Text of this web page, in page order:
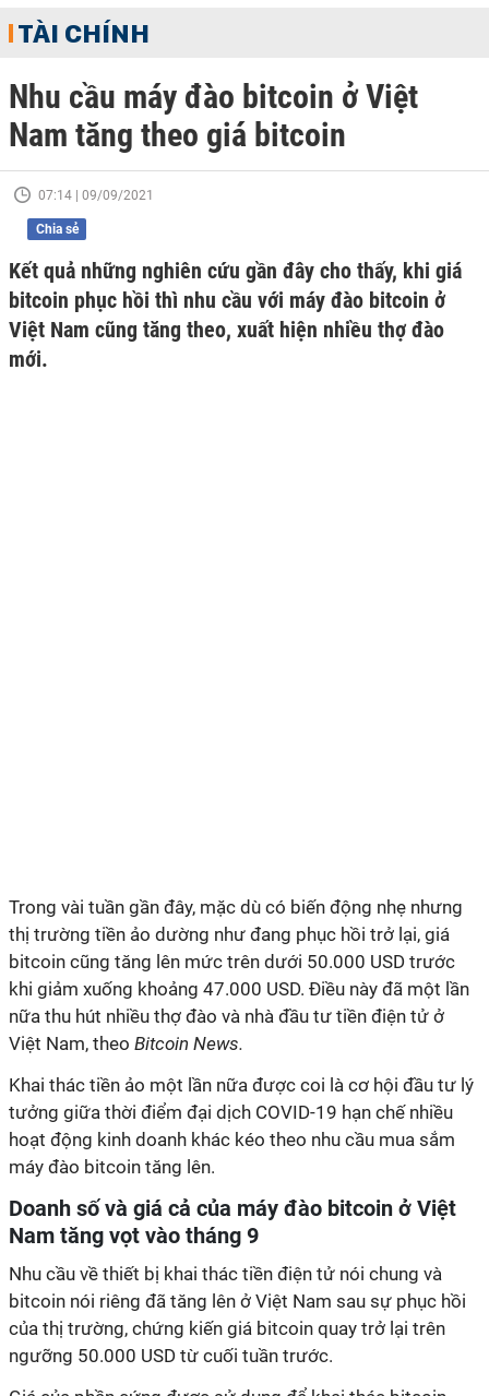
TÀI CHÍNH
Nhu cầu máy đào bitcoin ở Việt
Nam tăng theo giá bitcoin
07:14 | 09/09/2021
Chia sẻ
Kết quả những nghiên cứu gần đây cho thấy, khi giá
bitcoin phục hồi thì nhu cầu với máy đào bitcoin ở
Việt Nam cũng tăng theo, xuất hiện nhiều thợ đào
mới.
Trong vài tuần gần đây, mặc dù có biến động nhẹ nhưng
thị trường tiền ảo dường như đang phục hồi trở lại, giá
bitcoin cũng tăng lên mức trên dưới 50.000 USD trước
khi giảm xuống khoảng 47.000 USD. Điều này đã một lần
nữa thu hút nhiều thợ đào và nhà đầu tư tiền điện tử ở
Việt Nam, theo Bitcoin News.
Khai thác tiền ảo một lần nữa được coi là cơ hội đầu tư lý
tưởng giữa thời điểm đại dịch COVID-19 hạn chế nhiều
hoạt động kinh doanh khác kéo theo nhu cầu mua sắm
máy đào bitcoin tăng lên.
Doanh số và giá cả của máy đào bitcoin ở Việt
Nam tăng vọt vào tháng 9
Nhu cầu về thiết bị khai thác tiền điện tử nói chung và
bitcoin nói riêng đã tăng lên ở Việt Nam sau sự phục hồi
của thị trường, chứng kiến giá bitcoin quay trở lại trên
ngưỡng 50.000 USD từ cuối tuần trước.